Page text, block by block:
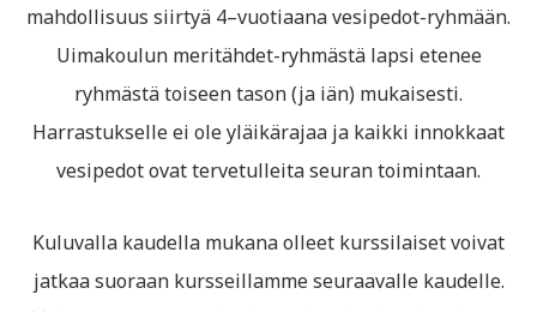
mahdollisuus siirtyä 4–vuotiaana vesipedot-ryhmään.
Uimakoulun meritähdet-ryhmästä lapsi etenee
ryhmästä toiseen tason (ja iän) mukaisesti.
Harrastukselle ei ole yläikärajaa ja kaikki innokkaat
vesipedot ovat tervetulleita seuran toimintaan.
Kuluvalla kaudella mukana olleet kurssilaiset voivat
jatkaa suoraan kursseillamme seuraavalle kaudelle.